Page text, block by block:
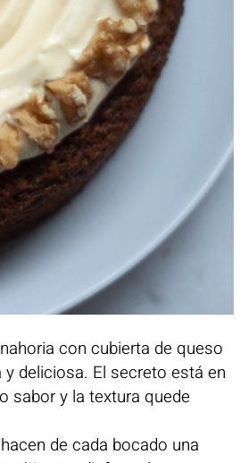
con cubierta de queso
deliciosa. El secreto está en
sabor y la textura quede
de cada bocado una